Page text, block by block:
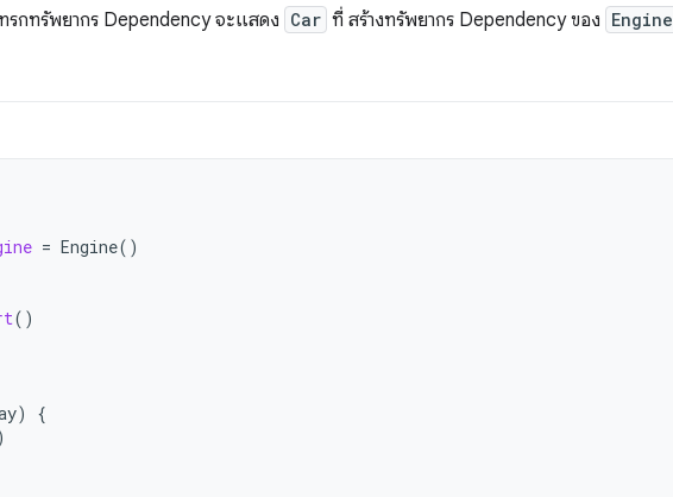
รกทรัพยากร Dependency จะแสดง Car ที่ สร้างทรัพยากร Dependency ของ Engine
= Engine()
()
)
{